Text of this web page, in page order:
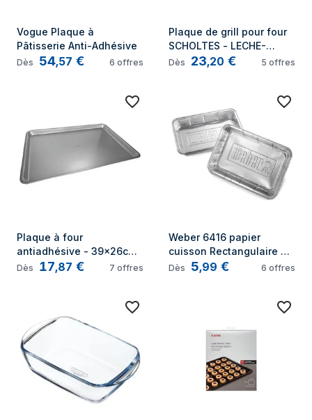
Vogue Plaque à
Pâtisserie Anti-Adhésive
Dès 54,57 € 6 offres
Plaque de grill pour four
SCHOLTES - LECHE-
FRITES EMAILLEE NOIRE
Dès 23,20 € 5 offres
Plaque à four
antiadhésive - 39x26cm
- acier revêtu
Dès 17,87 € 7 offres
Weber 6416 papier
cuisson Rectangulaire
Aluminium
Dès 5,99 € 6 offres